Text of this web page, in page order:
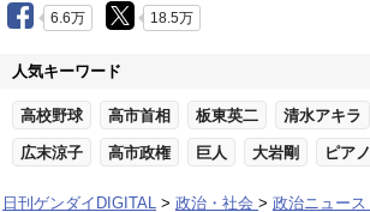
6.6万 18.5万
人気キーワード
高校野球 高市首相 板東英二 清水アキラ
広末涼子 高市政権 巨人 大岩剛 ピアノ
日刊ゲンダイDIGITAL 政治・社会 政治ニュース